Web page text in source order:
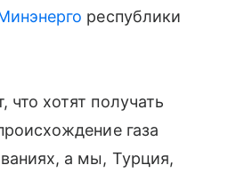
республики
хотят получать
газа
а мы, Турция,